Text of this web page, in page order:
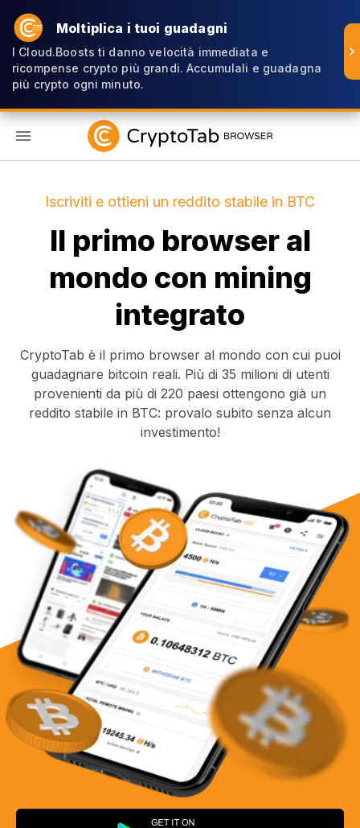
Moltiplica i tuoi guadagni
I Cloud.Boosts ti danno velocità immediata e
ricompense crypto più grandi. Accumulali e guadagna
più crypto ogni minuto.
Iscriviti e ottieni un reddito stabile in BTC
Il primo browser al
mondo con mining
integrato
CryptoTab è il primo browser al mondo con cui puoi
guadagnare bitcoin reali. Più di 35 milioni di utenti
provenienti da più di 220 paesi ottengono già un
reddito stabile in BTC: provalo subito senza alcun
investimento!